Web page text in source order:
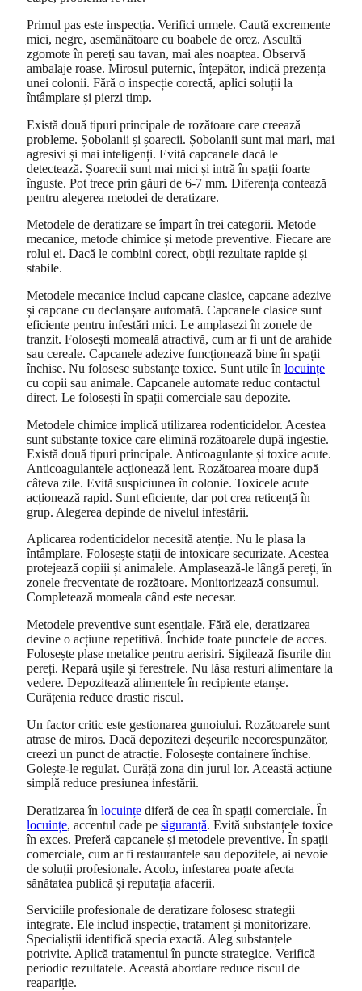
Primul pas este inspecția. Verifici urmele. Caută excremente
mici, negre, asemănătoare cu boabele de orez. Ascultă
zgomote în pereți sau tavan, mai ales noaptea. Observă
ambalaje roase. Mirosul puternic, înțepător, indică prezența
unei colonii. Fără o inspecție corectă, aplici soluții la
întâmplare și pierzi timp.
Există două tipuri principale de rozătoare care creează
probleme. Șobolanii și șoarecii. Șobolanii sunt mai mari, mai
agresivi și mai inteligenți. Evită capcanele dacă le
detectează. Șoarecii sunt mai mici și intră în spații foarte
înguste. Pot trece prin găuri de 6-7 mm. Diferența contează
pentru alegerea metodei de deratizare.
Metodele de deratizare se împart în trei categorii. Metode
mecanice, metode chimice și metode preventive. Fiecare are
rolul ei. Dacă le combini corect, obții rezultate rapide și
stabile.
Metodele mecanice includ capcane clasice, capcane adezive
și capcane cu declanșare automată. Capcanele clasice sunt
eficiente pentru infestări mici. Le amplasezi în zonele de
tranzit. Folosești momeală atractivă, cum ar fi unt de arahide
sau cereale. Capcanele adezive funcționează bine în spații
închise. Nu folosesc substanțe toxice. Sunt utile în locuințe
cu copii sau animale. Capcanele automate reduc contactul
direct. Le folosești în spații comerciale sau depozite.
Metodele chimice implică utilizarea rodenticidelor. Acestea
sunt substanțe toxice care elimină rozătoarele după ingestie.
Există două tipuri principale. Anticoagulante și toxice acute.
Anticoagulantele acționează lent. Rozătoarea moare după
câteva zile. Evită suspiciunea în colonie. Toxicele acute
acționează rapid. Sunt eficiente, dar pot crea reticență în
grup. Alegerea depinde de nivelul infestării.
Aplicarea rodenticidelor necesită atenție. Nu le plasa la
întâmplare. Folosește stații de intoxicare securizate. Acestea
protejează copiii și animalele. Amplasează-le lângă pereți, în
zonele frecventate de rozătoare. Monitorizează consumul.
Completează momeala când este necesar.
Metodele preventive sunt esențiale. Fără ele, deratizarea
devine o acțiune repetitivă. Închide toate punctele de acces.
Folosește plase metalice pentru aerisiri. Sigilează fisurile din
pereți. Repară ușile și ferestrele. Nu lăsa resturi alimentare la
vedere. Depozitează alimentele în recipiente etanșe.
Curățenia reduce drastic riscul.
Un factor critic este gestionarea gunoiului. Rozătoarele sunt
atrase de miros. Dacă depozitezi deșeurile necorespunzător,
creezi un punct de atracție. Folosește containere închise.
Golește-le regulat. Curăță zona din jurul lor. Această acțiune
simplă reduce presiunea infestării.
Deratizarea în locuințe diferă de cea în spații comerciale. În
locuințe, accentul cade pe siguranță. Evită substanțele toxice
în exces. Preferă capcanele și metodele preventive. În spații
comerciale, cum ar fi restaurantele sau depozitele, ai nevoie
de soluții profesionale. Acolo, infestarea poate afecta
sănătatea publică și reputația afacerii.
Serviciile profesionale de deratizare folosesc strategii
integrate. Ele includ inspecție, tratament și monitorizare.
Specialiștii identifică specia exactă. Aleg substanțele
potrivite. Aplică tratamentul în puncte strategice. Verifică
periodic rezultatele. Această abordare reduce riscul de
reapariție.